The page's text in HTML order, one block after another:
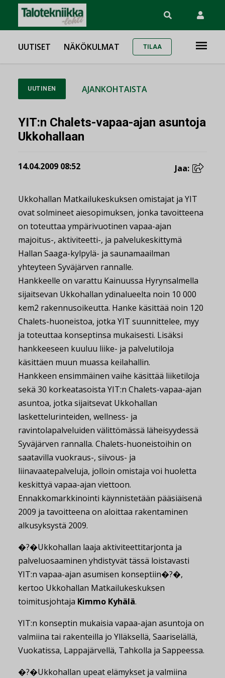
UUTISET NÄKÖKULMAT TILAA
UUTINEN AJANKOHTAISTA
YIT:n Chalets-vapaa-ajan asuntoja
Ukkohallaan
14.04.2009 08:52 Jaa:
Ukkohallan Matkailukeskuksen omistajat ja YIT
ovat solmineet aiesopimuksen, jonka tavoitteena
on toteuttaa ympärivuotinen vapaa-ajan
majoitus-, aktiviteetti-, ja palvelukeskittymä
Hallan Saaga-kylpylä- ja saunamaailman
yhteyteen Syväjärven rannalle.
Hankkeelle on varattu Kainuussa Hyrynsalmella
sijaitsevan Ukkohallan ydinalueelta noin 10 000
kem2 rakennusoikeutta. Hanke käsittää noin 120
Chalets-huoneistoa, jotka YIT suunnittelee, myy
ja toteuttaa konseptinsa mukaisesti. Lisäksi
hankkeeseen kuuluu liike- ja palvelutiloja
käsittäen muun muassa keilahallin.
Hankkeen ensimmäinen vaihe käsittää liiketiloja
sekä 30 korkeatasoista YIT:n Chalets-vapaa-ajan
asuntoa, jotka sijaitsevat Ukkohallan
laskettelurinteiden, wellness- ja
ravintolapalveluiden välittömässä läheisyydessä
Syväjärven rannalla. Chalets-huoneistoihin on
saatavilla vuokraus-, siivous- ja
liinavaatepalveluja, jolloin omistaja voi huoletta
keskittyä vapaa-ajan viettoon.
Ennakkomarkkinointi käynnistetään pääsiäisenä
2009 ja tavoitteena on aloittaa rakentaminen
alkusyksystä 2009.
�?�Ukkohallan laaja aktiviteettitarjonta ja
palveluosaaminen yhdistyvät tässä loistavasti
YIT:n vapaa-ajan asumisen konseptiin�?�,
kertoo Ukkohallan Matkailukeskuksen
toimitusjohtaja Kimmo Kyhälä.
YIT:n konseptin mukaisia vapaa-ajan asuntoja on
valmiina tai rakenteilla jo Ylläksellä, Saariselällä,
Vuokatissa, Lappajärvellä, Tahkolla ja Sappeessa.
�?�Ukkohallan upeat elämykset ja valmiina